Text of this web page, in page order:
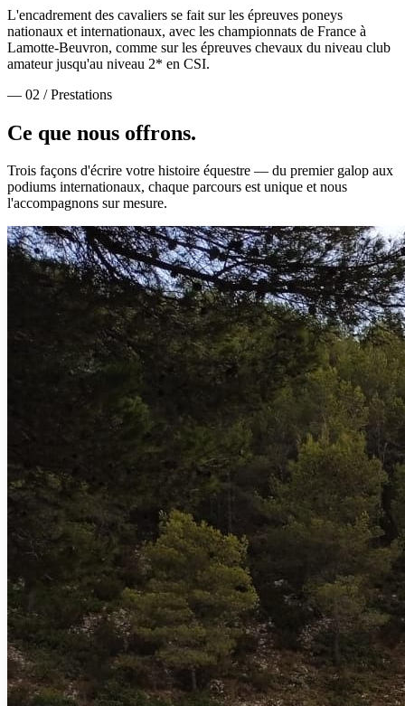
L'encadrement des cavaliers se fait sur les épreuves poneys
nationaux et internationaux, avec les championnats de France à
Lamotte-Beuvron, comme sur les épreuves chevaux du niveau club
amateur jusqu'au niveau 2* en CSI.
— 02 / Prestations
Ce que nous offrons.
Trois façons d'écrire votre histoire équestre — du premier galop aux
podiums internationaux, chaque parcours est unique et nous
l'accompagnons sur mesure.